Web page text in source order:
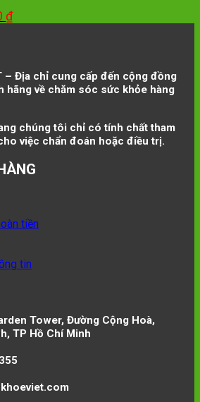
₫Giá
590.000 ₫.
– Địa chỉ cung cấp đến cộng đồng
hãng về chăm sóc sức khỏe hàng
chúng tôi chỉ có tính chất tham
việc chẩn đoán hoặc điều trị.
tiền
tin
Tower, Đường Cộng Hoà,
TP Hồ Chí Minh